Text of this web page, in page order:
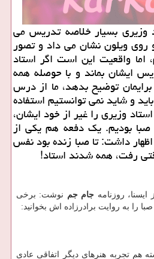
وزیری بسیار خلاصه تدریس می
ویلون نشان می داد و تصور
اما واقعیت این است اگر استاد
ایشان بماند و با حوصله همه
برایمان توضیح بدهد، ما از درس
و شاید نمی توانستیم استفاده
وزیری را غیر از خود ایشان،
بودیم. یك دفعه هم یكی از
اظهار داشت: تا صبا زنده بود نفس
رفت، همه شدند استاد!
روزنامه جام جم نوشت: برخی
را به روایت برادرزاده اش بخوانید:
هم تجربه هنرهای دیگر اتفاقی عادی